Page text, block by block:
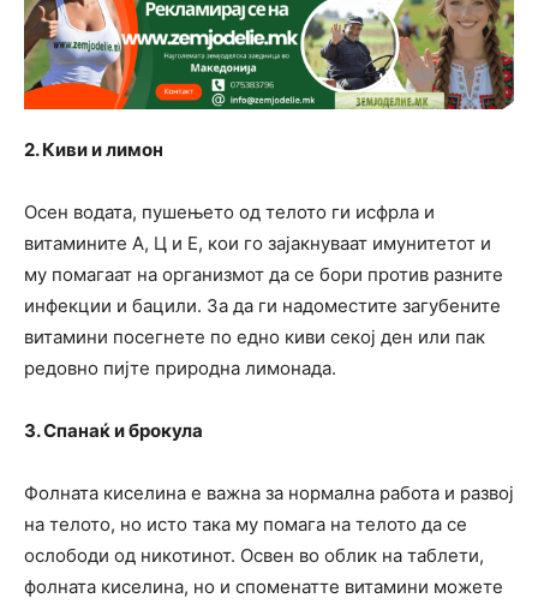
2. Киви и лимон
Осен водата, пушењето од телото ги исфрла и
витамините А, Ц и Е, кои го зајакнуваат имунитетот и
му помагаат на организмот да се бори против разните
инфекции и бацили. За да ги надоместите загубените
витамини посегнете по едно киви секој ден или пак
редовно пијте природна лимонада.
3. Спанаќ и брокула
Фолната киселина е важна за нормална работа и развој
на телото, но исто така му помага на телото да се
ослободи од никотинот. Освен во облик на таблети,
фолната киселина, но и споменатте витамини можете